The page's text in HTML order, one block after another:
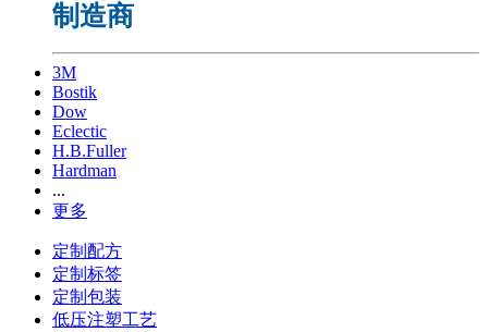
制造商
3M
Bostik
Dow
Eclectic
H.B.Fuller
Hardman
...
更多
定制配方
定制标签
定制包装
低压注塑工艺